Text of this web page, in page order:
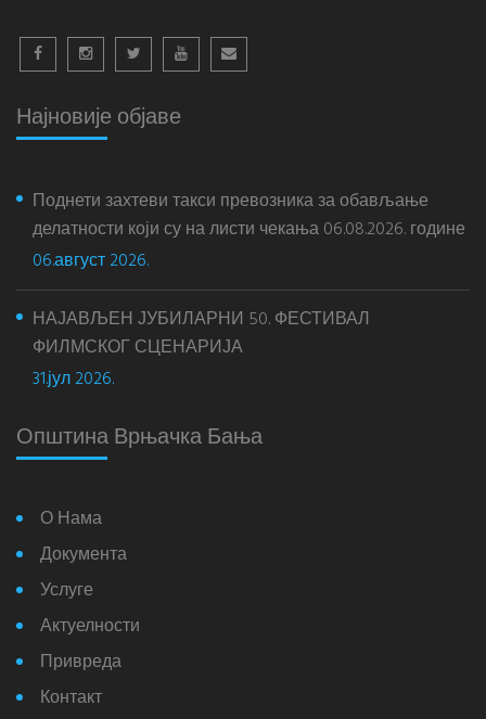
Најновије објаве
Поднети захтеви такси превозника за обављање
делатности који су на листи чекања 06.08.2026. године
06.август 2026.
НАЈАВЉЕН ЈУБИЛАРНИ 50. ФЕСТИВАЛ
ФИЛМСКОГ СЦЕНАРИЈА
31.јул 2026.
Општина Врњачка Бања
О Нама
Документа
Услуге
Актуелности
Привреда
Контакт